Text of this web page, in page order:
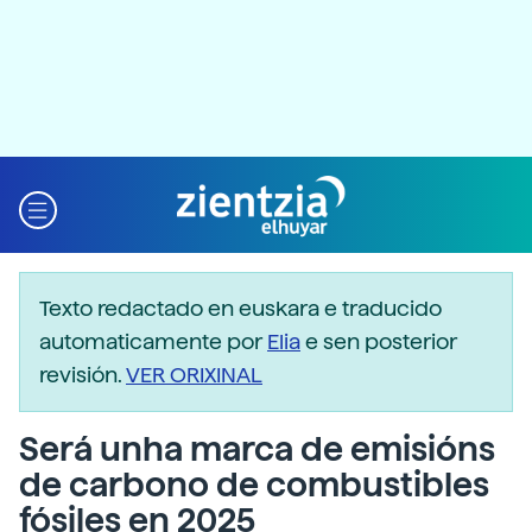
Texto redactado en euskara e traducido
automaticamente porEliae sen posterior
revisión.VER ORIXINAL
Será unha marca de emisións
de carbono de combustibles
fósiles en 2025